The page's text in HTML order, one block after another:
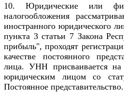
10. Юридические или
налогообложения
иностранного юридического
пункта 3 статьи 7 Закона
прибыль", проходят
качестве постоянного
лица. УНН присваивается на
юридическим лицом со
Постоянное